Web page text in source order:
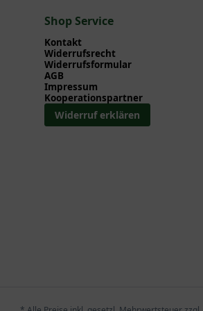
Shop Service
Kontakt
Widerrufsrecht
Widerrufsformular
AGB
Impressum
Kooperationspartner
Widerruf erklären